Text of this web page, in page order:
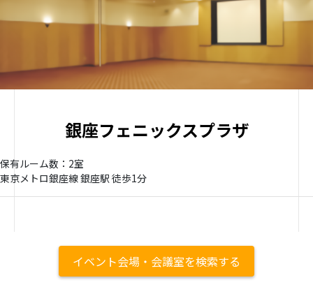
銀座フェニックスプラザ
保有ルーム数：2室
東京メトロ銀座線 銀座駅 徒歩1分
イベント会場・会議室を検索する